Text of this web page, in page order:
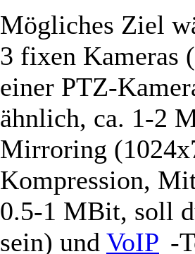
Mögliches Ziel
3 fixen Kameras
einer PTZ-
ähnlich, ca. 1-2
Mirroring
Kompression,
0.5-1 MBit, soll
sein) und VoIP -